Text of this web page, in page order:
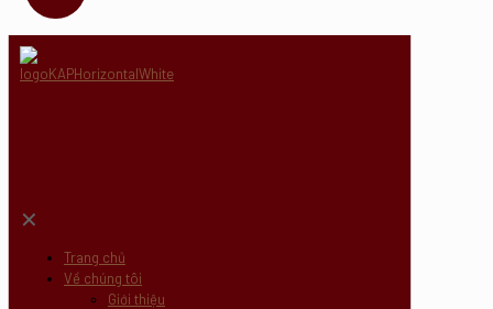
✕
Trang chủ
Về chúng tôi
Giới thiệu